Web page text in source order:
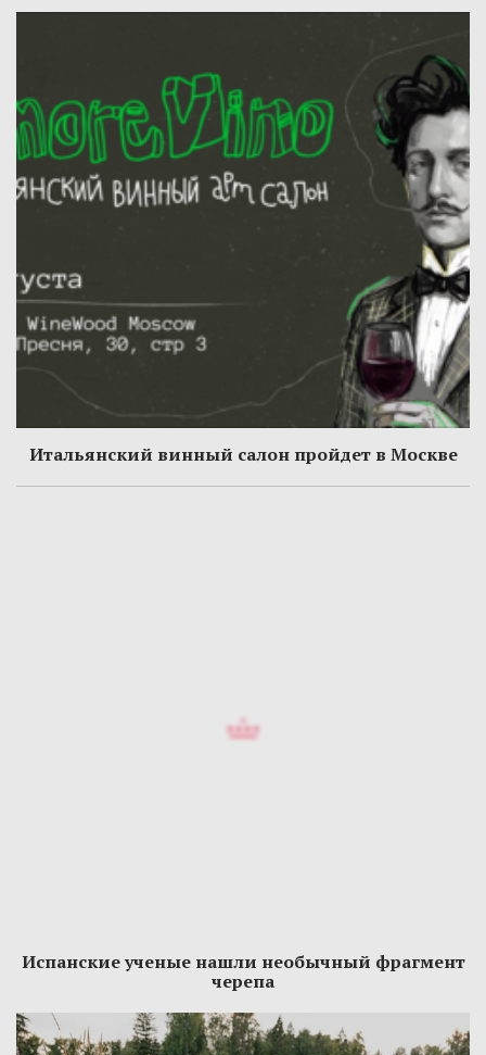
Итальянский винный салон пройдет в Москве
Испанские ученые нашли необычный фрагмент
черепа